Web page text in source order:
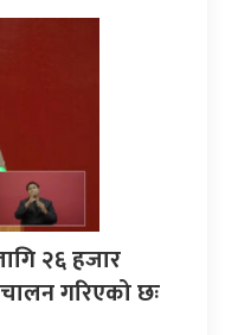
२६ हजार
गरिएको छः